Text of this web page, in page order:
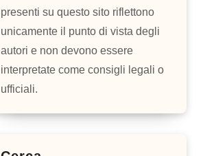
presenti su questo sito riflettono
unicamente il punto di vista degli
autori e non devono essere
interpretate come consigli legali o
ufficiali.